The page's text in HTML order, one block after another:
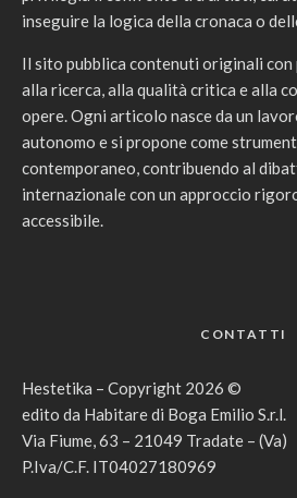
inseguire la logica della cronaca o
Il sito pubblica contenuti originali
alla ricerca, alla qualità critica e alla
opere. Ogni articolo nasce da un
autonomo e si propone come
contemporaneo, contribuendo al
internazionale con un approccio
accessibile.
CONTATTI
Hestetika – Copyright 2026 ©
edito da Habitare di Boga Emilio S.r.l.
Via Fiume, 63 – 21049 Tradate – (Va)
P.Iva/C.F. IT04027180969